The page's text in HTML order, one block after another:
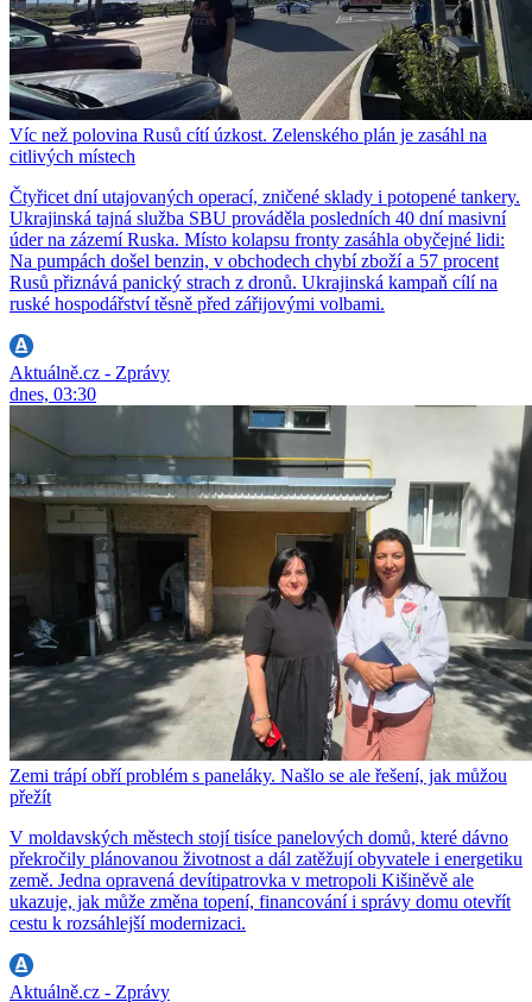
Víc než polovina Rusů cítí úzkost. Zelenského plán je zasáhl na
citlivých místech
Čtyřicet dní utajovaných operací, zničené sklady i potopené tankery.
Ukrajinská tajná služba SBU prováděla posledních 40 dní masivní
úder na zázemí Ruska. Místo kolapsu fronty zasáhla obyčejné lidi:
Na pumpách došel benzin, v obchodech chybí zboží a 57 procent
Rusů přiznává panický strach z dronů. Ukrajinská kampaň cílí na
ruské hospodářství těsně před zářijovými volbami.
Aktuálně.cz - Zprávy
dnes, 03:30
Zemi trápí obří problém s paneláky. Našlo se ale řešení, jak můžou
přežít
V moldavských městech stojí tisíce panelových domů, které dávno
překročily plánovanou životnost a dál zatěžují obyvatele i energetiku
země. Jedna opravená devítipatrovka v metropoli Kišiněvě ale
ukazuje, jak může změna topení, financování i správy domu otevřít
cestu k rozsáhlejší modernizaci.
Aktuálně.cz - Zprávy